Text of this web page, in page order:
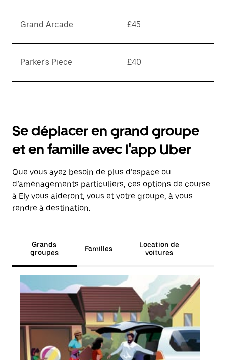
Grand Arcade £45
Parker's Piece £40
Se déplacer en grand groupe
et en famille avec l'app Uber
Que vous ayez besoin de plus d’espace ou
d’aménagements particuliers, ces options de course
à Ely vous aideront, vous et votre groupe, à vous
rendre à destination.
Grands
groupes
Familles
Location de
voitures